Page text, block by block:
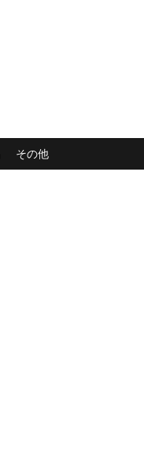
その他